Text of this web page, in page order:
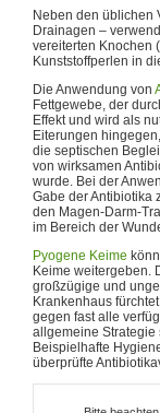
Neben den üblichen
Drainagen –
vereiterten Knochen (
Kunststoffperlen in
Die Anwendung von
Fettgewebe, der
Effekt und wird als
Eiterungen
die septischen
von wirksamen
wurde. Bei der
Gabe der Antibiotika
den Magen-Darm-
im Bereich der
Pyogene Keime
Keime weitergeben.
großzügige und
Krankenhaus
gegen fast alle
allgemeine Strategie
Beispielhafte
überprüfte